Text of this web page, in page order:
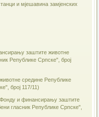
и мјешавина замјенских
заштите животне
Републике Српске", број
средине Републике
број 117/11)
и финансирању заштите
гласник Републике Српске",